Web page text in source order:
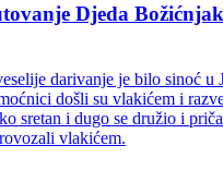
Djeda
darivanje je bilo sinoć u
došli su vlakićem i
sretan i dugo se družio i
vlakićem.